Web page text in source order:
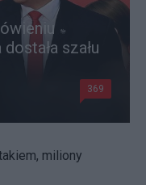
szału
369
miliony